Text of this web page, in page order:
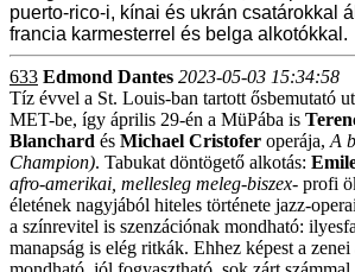
puerto-rico-i, kínai és ukrán csatárokkal
francia karmesterrel és belga alkotókkal.
633 Edmond Dantes 2023-05-03 15:34:58
Tíz évvel a St. Louis-ban tartott ősbemutató
MET-be, így április 29-én a MüPába is
Blanchard és Michael Cristofer operája, A
Champion). Tabukat döntögető alkotás:
afro-amerikai, mellesleg meleg-biszex- profi
életének nagyjából hiteles története jazz-
a színrevitel is szenzációnak mondható:
manapság is elég ritkák. Ehhez képest a